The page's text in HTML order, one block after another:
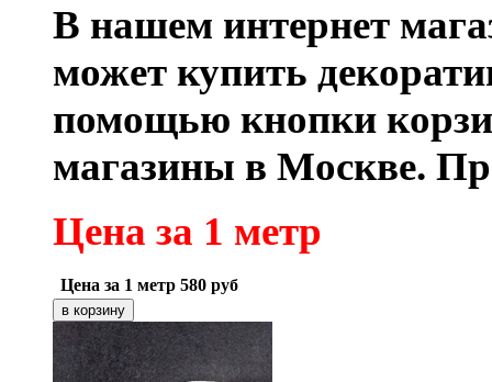
В нашем интернет
может купить
помощью кнопки
магазины в Москве.
Цена за 1 метр
Цена за 1 метр 580 руб